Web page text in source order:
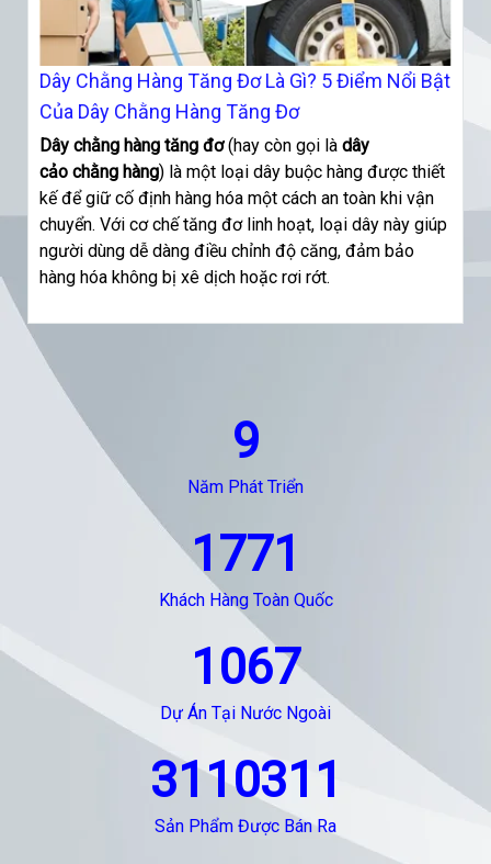
Dây Chằng Hàng Tăng Đơ Là Gì? 5 Điểm Nổi Bật
Của Dây Chằng Hàng Tăng Đơ
Dây chằng hàng tăng đơ(hay còn gọi là dây
cảo chằng hàng) là một loại dây buộc hàng được thiết
kế để giữ cố định hàng hóa một cách an toàn khi vận
chuyển. Với cơ chế tăng đơ linh hoạt, loại dây này giúp
người dùng dễ dàng điều chỉnh độ căng, đảm bảo
hàng hóa không bị xê dịch hoặc rơi rớt.
9
Năm Phát Triển
1771
Khách Hàng Toàn Quốc
1067
Dự Án Tại Nước Ngoài
3110311
Sản Phẩm Được Bán Ra